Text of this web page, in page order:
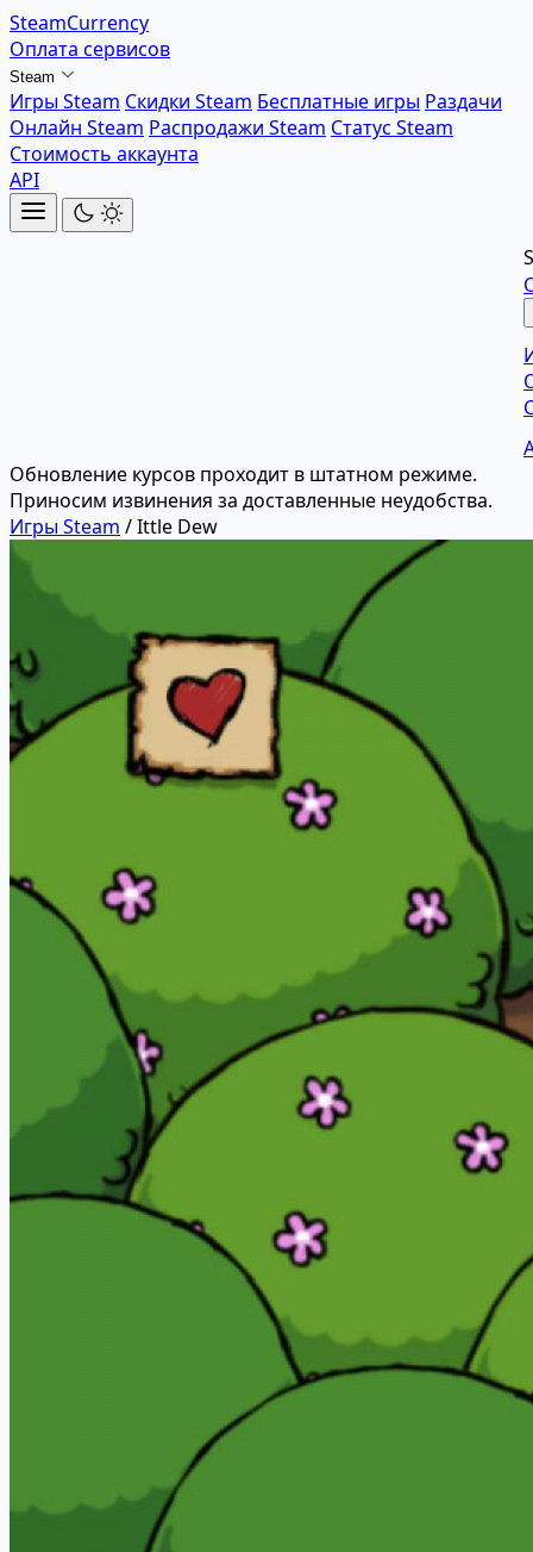
SteamCurrency
Оплата сервисов
Steam
Игры Steam Скидки Steam Бесплатные игры Раздачи
Онлайн Steam Распродажи Steam Статус Steam
Стоимость аккаунта
API
Обновление курсов проходит в штатном режиме.
Приносим извинения за доставленные неудобства.
Игры Steam /Ittle Dew